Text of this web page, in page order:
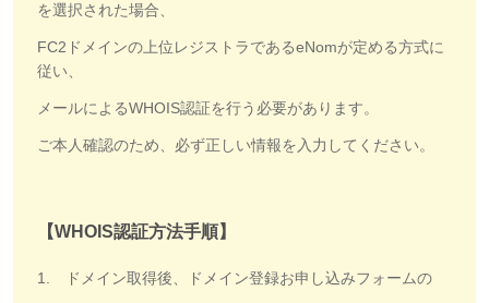
を選択された場合、
FC2ドメインの上位レジストラであるeNomが定める方式に
従い、
メールによるWHOIS認証を行う必要があります。
ご本人確認のため、必ず正しい情報を入力してください。
【WHOIS認証方法手順】
1. ドメイン取得後、ドメイン登録お申し込みフォームの